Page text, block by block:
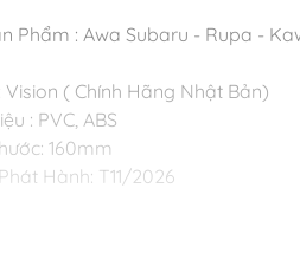
Phẩm : Awa Subaru - Rupa -
Vision ( Chính Hãng Nhật Bản)
: PVC, ABS
160mm
Hành: T11/2026